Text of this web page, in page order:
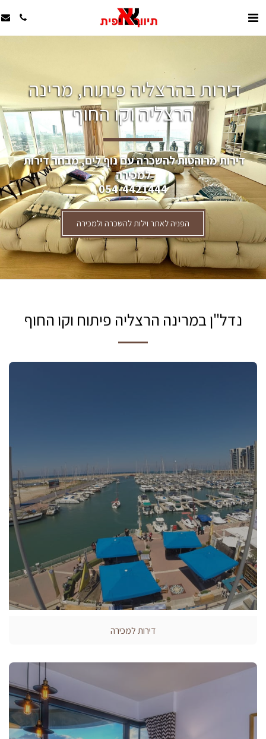
דירות בהרצליה פיתוח, מרינה
הרצליה וקו החוף
דירות מרוהטות להשכרה עם נוף לים, מבחר דירות
למכירה
054-4421444
הפניה לאתר וילות להשכרה ולמכירה
נדל"ן במרינה הרצליה פיתוח וקו החוף
דירות למכירה